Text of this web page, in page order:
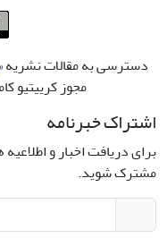
دسترسی به مقالات نشریه
مجوز کرییتیو
اشتراک خبرنامه
برای دریافت اخبار و
مشترک شوید.